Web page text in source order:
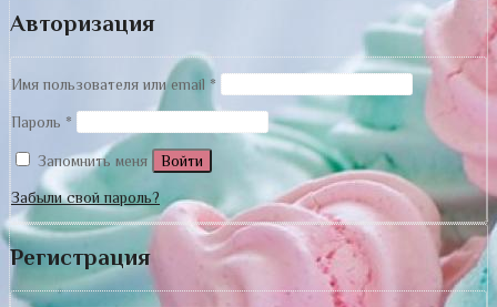
Авторизация
Имя пользователя или email *
Пароль *
Запомнить меня Войти
Забыли свой пароль?
Регистрация